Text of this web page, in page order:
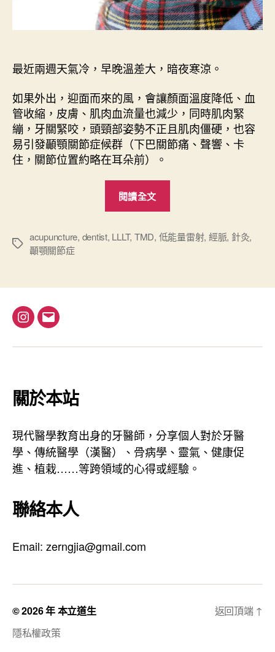
最近兩週天氣冷，早晚溫差大，暗夜寒涼。
如果外出，迎面而來的風，會讓顏面溫度降低、血
管收縮，皮膚、肌肉血流量也減少，同時肌肉緊
繃，牙關緊咬，頭頸部姿勢不正且肌肉僵硬，也容
易引發顳顎關節症候群（下巴關節痛、聲響、卡
住，關節位置約略在耳朵前）。
閱讀全文
與
關
標
acupuncture, dentist, LLLT, TMD, 低能量雷射, 經脈, 針灸,
顳顎關節症
I
a
g
a
m
電
地
址
關於本站
現代醫學教育出身的牙醫師，分享個人對於牙醫
學、傳統醫學（漢醫）、骨病學、靈氣、健康促
進、植栽……等跨領域的心得或經驗。
聯絡本人
Email: zerngjia@gmail.com
© 2026 年本立道生
隱私權政策
返回頂端 ↑